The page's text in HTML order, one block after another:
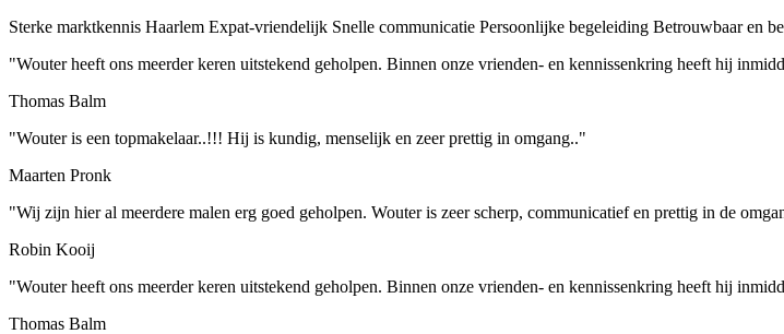
Sterke marktkennis Haarlem Expat-vriendelijk Snelle communicatie Persoonlijke begeleiding Betrouwbaar en
"Wouter heeft ons meerder keren uitstekend geholpen. Binnen onze vrienden- en kennissenkring heeft hij
Thomas Balm
"Wouter is een topmakelaar..!!! Hij is kundig, menselijk en zeer prettig in omgang.."
Maarten Pronk
"Wij zijn hier al meerdere malen erg goed geholpen. Wouter is zeer scherp, communicatief en prettig in de
Robin Kooij
"Wouter heeft ons meerder keren uitstekend geholpen. Binnen onze vrienden- en kennissenkring heeft hij
Thomas Balm